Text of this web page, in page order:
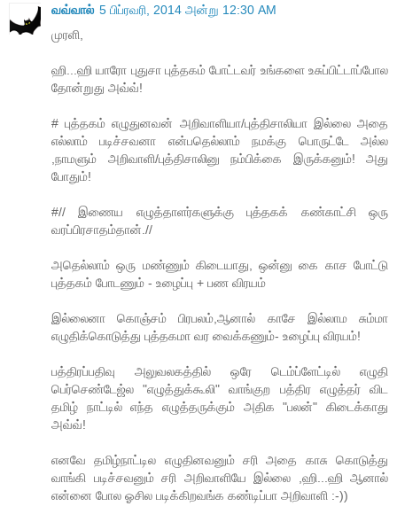
வவ்வால் 5 பிப்ரவரி, 2014 அன்று 12:30 AM
முரளி,
ஹி...ஹி யாரோ புதுசா புத்தகம் போட்டவர் உங்களை உசுப்பிட்டாப்போல
தோன்றுது அவ்வ்!
# புத்தகம் எழுதுனவன் அறிவாளியா/புத்திசாலியா இல்லை அதை
எல்லாம் படிச்சவனா என்பதெல்லாம் நமக்கு பொருட்டே அல்ல
,நாமளும் அறிவாளி/புத்திசாலினு நம்பிக்கை இருக்கனும்! அது
போதும்!
#// இணைய எழுத்தாளர்களுக்கு புத்தகக் கண்காட்சி ஒரு
வரப்பிரசாதம்தான்.//
அதெல்லாம் ஒரு மண்ணும் கிடையாது, ஒன்னு கை காச போட்டு
புத்தகம் போடணும் - உழைப்பு + பண விரயம்
இல்லைனா கொஞ்சம் பிரபலம்,ஆனால் காசே இல்லாம சும்மா
எழுதிக்கொடுத்து புத்தகமா வர வைக்கணும்- உழைப்பு விரயம்!
பத்திரப்பதிவு அலுவலகத்தில் ஒரே டெம்ப்ளேட்டில் எழுதி
பெர்செண்டேஜ்ல "எழுத்துக்கூலி" வாங்குற பத்திர எழுத்தர் விட
தமிழ் நாட்டில் எந்த எழுத்தருக்கும் அதிக "பலன்" கிடைக்காது
அவ்வ்!
எனவே தமிழ்நாட்டில எழுதினவனும் சரி அதை காசு கொடுத்து
வாங்கி படிச்சவனும் சரி அறிவாளியே இல்லை ,ஹி...ஹி ஆனால்
என்னை போல ஓசில படிக்கிறவங்க கண்டிப்பா அறிவாளி :-))